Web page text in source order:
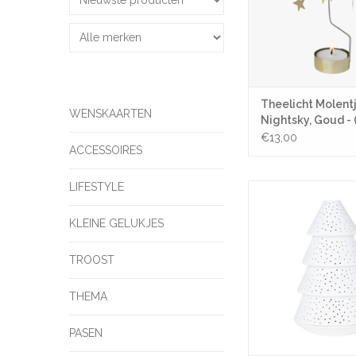
WENSKAARTEN
ACCESSOIRES
LIFESTYLE
KLEINE GELUKJES
TROOST
THEMA
PASEN
Theelicht
Nightsky, Goud -
16cm
€13,00
cm
TOEVOEGEN AAN